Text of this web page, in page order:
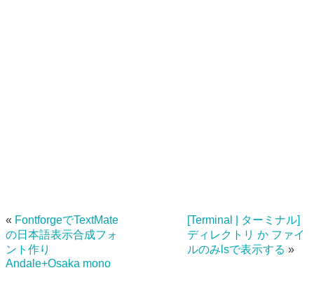
« FontforgeでTextMate
の日本語表示合成フォ
ント作り
Andale+Osaka mono
[Terminal | ターミナル]
ディレクトリ か ファイ
ルのみlsで表示する »